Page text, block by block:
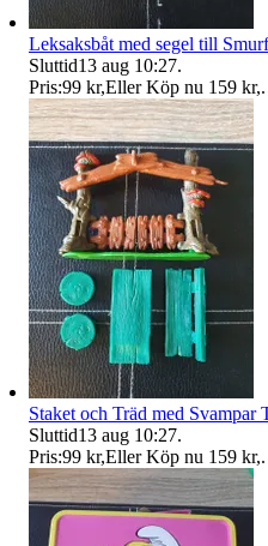
Leksaksbåt med segel till
Sluttid13 aug 10:27.
Pris:99 kr,Eller Köp nu 159 kr,.
Staket och Träd med Svampar
Sluttid13 aug 10:27.
Pris:99 kr,Eller Köp nu 159 kr,.